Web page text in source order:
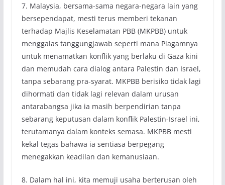
7. Malaysia, bersama-sama negara-negara lain yang
bersependapat, mesti terus memberi tekanan
terhadap Majlis Keselamatan PBB (MKPBB) untuk
menggalas tanggungjawab seperti mana Piagamnya
untuk menamatkan konflik yang berlaku di Gaza kini
dan memudah cara dialog antara Palestin dan Israel,
tanpa sebarang pra-syarat. MKPBB berisiko tidak lagi
dihormati dan tidak lagi relevan dalam urusan
antarabangsa jika ia masih berpendirian tanpa
sebarang keputusan dalam konflik Palestin-Israel ini,
terutamanya dalam konteks semasa. MKPBB mesti
kekal tegas bahawa ia sentiasa berpegang
menegakkan keadilan dan kemanusiaan.
8. Dalam hal ini, kita memuji usaha berterusan oleh